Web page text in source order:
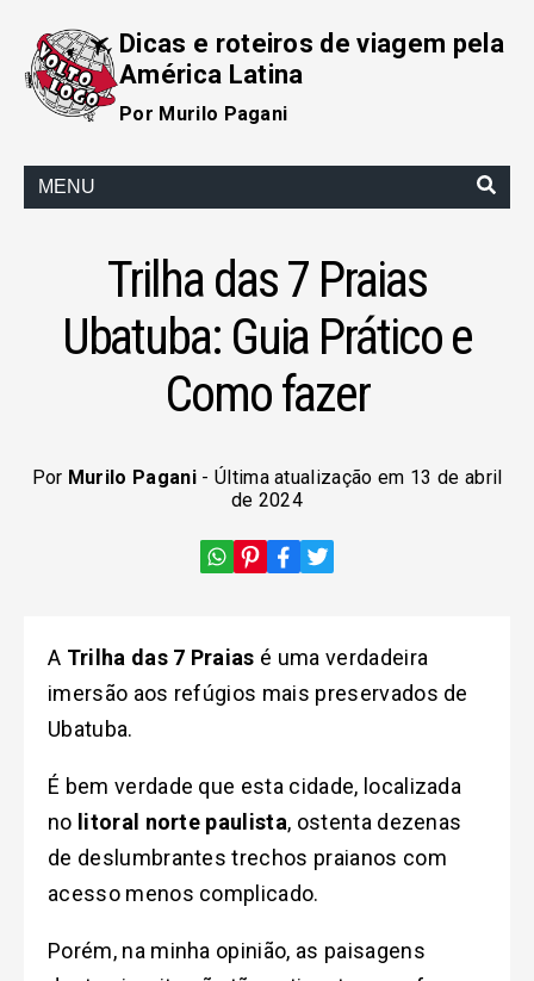
Dicas e roteiros de viagem pela
América Latina
Por Murilo Pagani
MENU
Trilha das 7 Praias
Ubatuba: Guia Prático e
Como fazer
Por Murilo Pagani- Última atualização em 13 de abril
de 2024
A Trilha das 7 Praias é uma verdadeira
imersão aos refúgios mais preservados de
Ubatuba.
É bem verdade que esta cidade, localizada
no litoral norte paulista, ostenta dezenas
de deslumbrantes trechos praianos com
acesso menos complicado.
Porém, na minha opinião, as paisagens